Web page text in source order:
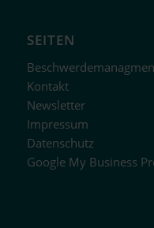
SEITEN
Kontakt
Newsletter
Impressum
Datenschutz
Google My Business